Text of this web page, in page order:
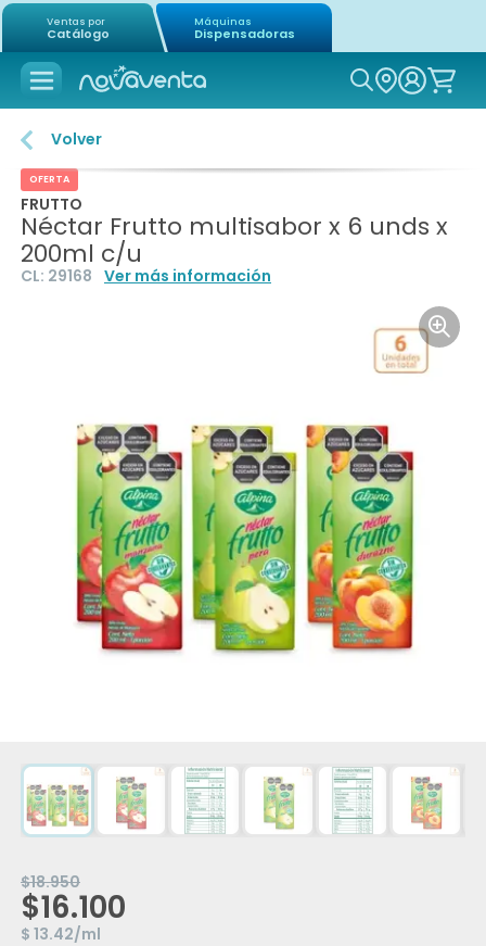
Ventas por
Catálogo
Máquinas
Dispensadoras
Icon of
Volver
OFERTA
FRUTTO
Néctar Frutto multisabor x 6 unds x
200ml c/u
CL: 29168 Ver más información
Icon
$18.950
$16.100
$ 13.42/ml